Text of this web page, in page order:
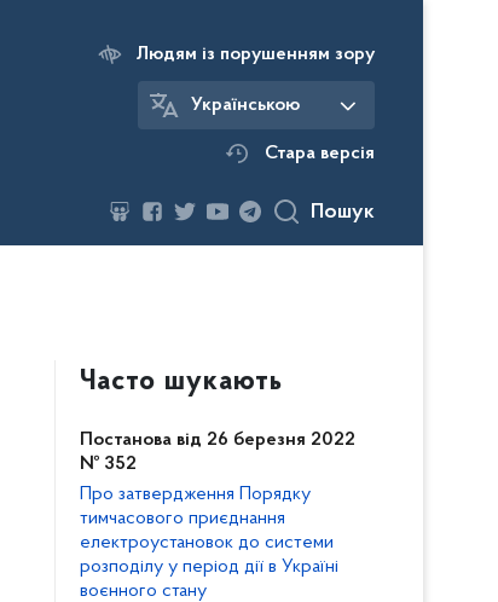
Людям із порушенням зору
Українською
Стара версія
Пошук
Часто шукають
Постанова від 26 березня 2022
№ 352
Про затвердження Порядку
тимчасового приєднання
електроустановок до системи
розподілу у період дії в Україні
воєнного стану